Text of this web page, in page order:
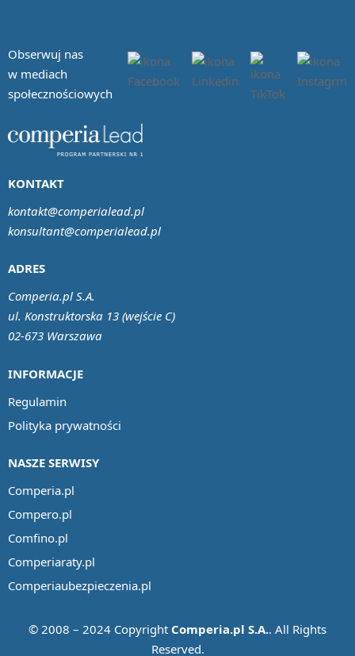
Obserwuj nas
w mediach
społecznościowych
INFORMACJE
Regulamin
Polityka prywatności
NASZE SERWISY
Comperia.pl
Compero.pl
Comfino.pl
Comperiaraty.pl
Comperiaubezpieczenia.pl
ADRES
Comperia.pl S.A.
ul. Konstruktorska 13 (wejście C)
02-673 Warszawa
KONTAKT
kontakt@comperialead.pl
konsultant@comperialead.pl
© 2008 – 2024 Copyright Comperia.pl S.A.. All Rights
Reserved.